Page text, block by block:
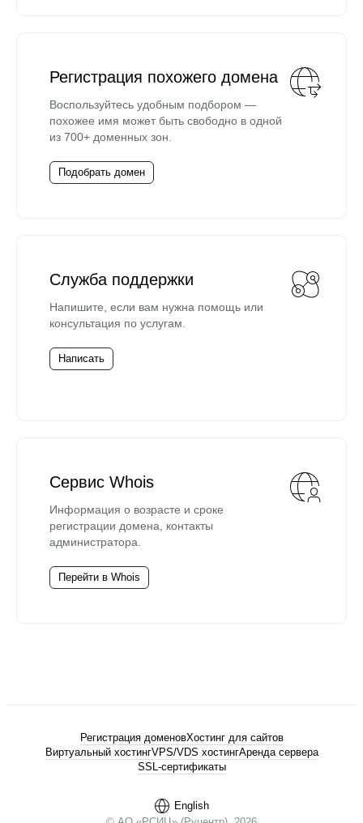
Регистрация похожего домена
Воспользуйтесь удобным подбором —
похожее имя может быть свободно в одной
из 700+ доменных зон.
Подобрать домен
Служба поддержки
Напишите, если вам нужна помощь или
консультация по услугам.
Написать
Сервис Whois
Информация о возрасте и сроке
регистрации домена, контакты
администратора.
Перейти в Whois
English
Регистрация доменовХостинг для сайтов
Виртуальный хостингVPS/VDS хостингАренда сервера
SSL-сертификаты